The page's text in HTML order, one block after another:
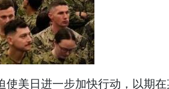
美日进一步加快行动，以期